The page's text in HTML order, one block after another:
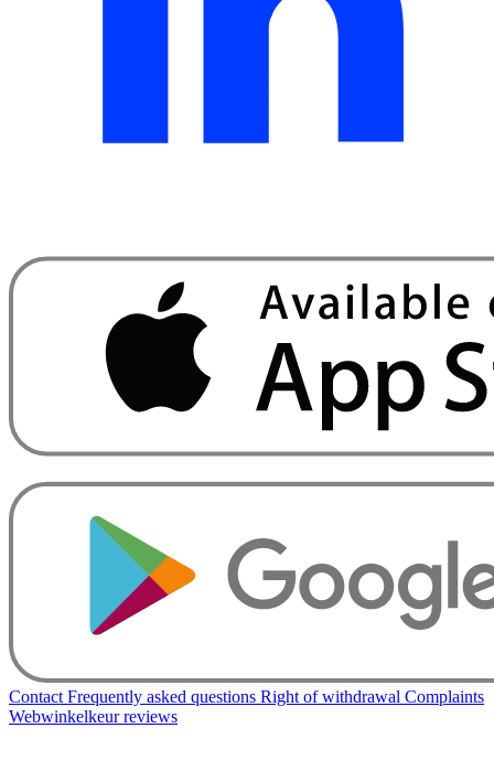
Contact Frequently asked questions Right of withdrawal Complaints
Webwinkelkeur reviews